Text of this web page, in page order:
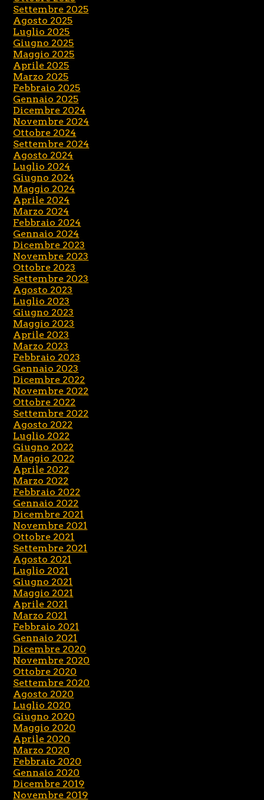
Settembre 2025
Agosto 2025
Luglio 2025
Giugno 2025
Maggio 2025
Aprile 2025
Marzo 2025
Febbraio 2025
Gennaio 2025
Dicembre 2024
Novembre 2024
Ottobre 2024
Settembre 2024
Agosto 2024
Luglio 2024
Giugno 2024
Maggio 2024
Aprile 2024
Marzo 2024
Febbraio 2024
Gennaio 2024
Dicembre 2023
Novembre 2023
Ottobre 2023
Settembre 2023
Agosto 2023
Luglio 2023
Giugno 2023
Maggio 2023
Aprile 2023
Marzo 2023
Febbraio 2023
Gennaio 2023
Dicembre 2022
Novembre 2022
Ottobre 2022
Settembre 2022
Agosto 2022
Luglio 2022
Giugno 2022
Maggio 2022
Aprile 2022
Marzo 2022
Febbraio 2022
Gennaio 2022
Dicembre 2021
Novembre 2021
Ottobre 2021
Settembre 2021
Agosto 2021
Luglio 2021
Giugno 2021
Maggio 2021
Aprile 2021
Marzo 2021
Febbraio 2021
Gennaio 2021
Dicembre 2020
Novembre 2020
Ottobre 2020
Settembre 2020
Agosto 2020
Luglio 2020
Giugno 2020
Maggio 2020
Aprile 2020
Marzo 2020
Febbraio 2020
Gennaio 2020
Dicembre 2019
Novembre 2019